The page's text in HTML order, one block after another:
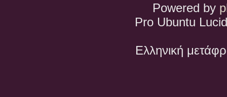
Powered by
Pro Ubuntu
Ελληνική